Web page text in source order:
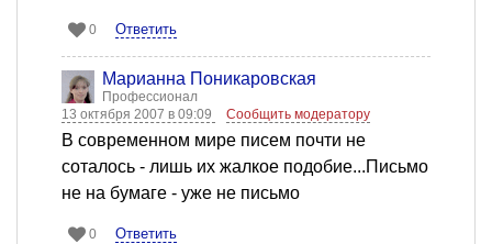
0 Ответить
Марианна Поникаровская
Профессионал
13 октября 2007 в 09:09
Сообщить модератору
В современном мире писем почти не
соталось - лишь их жалкое подобие...Письмо
не на бумаге - уже не письмо
0 Ответить